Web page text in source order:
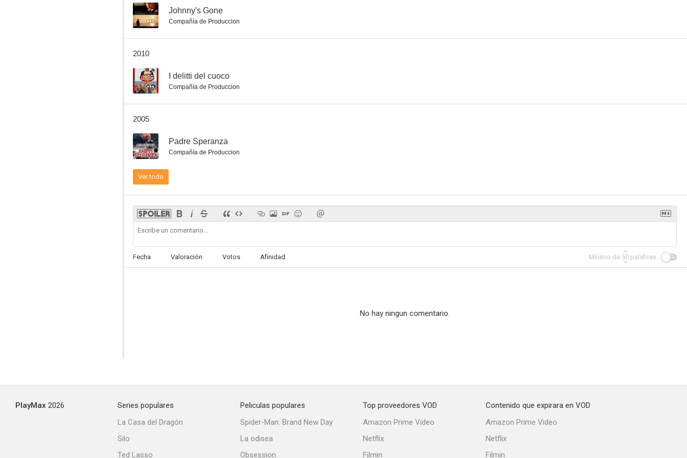
-- Johnny's Gone
Compañía de Produccion
2010
-- I delitti del cuoco
Compañía de Produccion
2005
-- Padre Speranza
Compañía de Produccion
Ver todo
Fecha Valoración Votos Afinidad Mínimo de 50 palabras
No hay ningun comentario.
PlayMax 2026
Series populares
La Casa del Dragón
Silo
Ted Lasso
Peliculas populares
Spider-Man: Brand New Day
La odisea
Obsession
Top proveedores VOD
Amazon Prime Video
Netflix
Filmin
Contenido que expirara en VOD
Amazon Prime Video
Netflix
Filmin